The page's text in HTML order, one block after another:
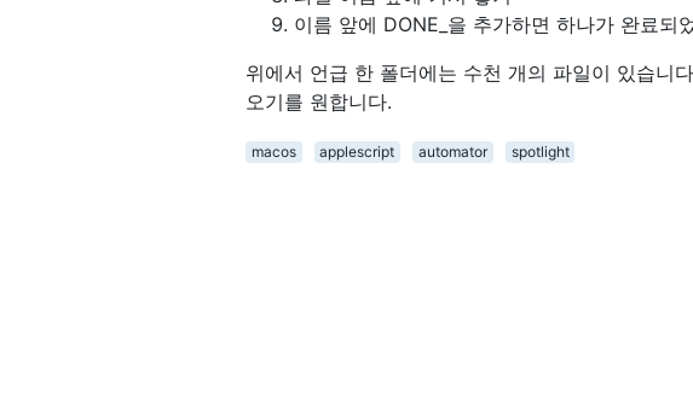
이름 앞에 DONE_을 추가하면 하나가 완료되
위에서 언급 한 폴더에는 수천 개의 파일이 있습니
오기를 원합니다.
macos applescript automator spotlight